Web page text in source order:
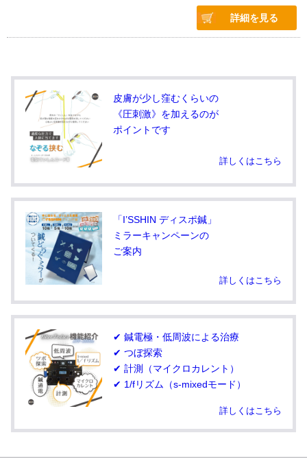
詳細を見る
皮膚が少し窪むくらいの
《圧刺激》を加えるのが
ポイントです
詳しくはこちら
「I’SSHIN ディスポ鍼」
ミラーキャンペーンの
ご案内
詳しくはこちら
✔ 鍼電極・低周波による治療
✔ つぼ探索
✔ 計測（マイクロカレント）
✔ 1/fリズム（s-mixedモード）
詳しくはこちら